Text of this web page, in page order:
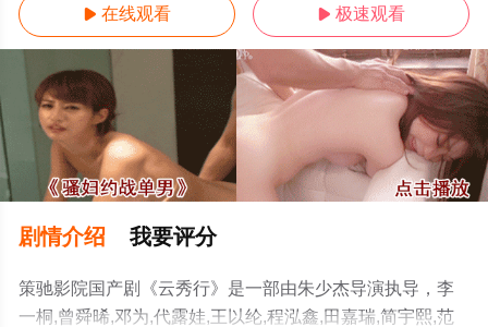
 在线观看  极速观看
剧情介绍 我要评分
策驰影院国产剧《云秀行》是一部由朱少杰导演执导，李
一桐,曾舜晞,邓为,代露娃,王以纶,程泓鑫,田嘉瑞,简宇熙,范